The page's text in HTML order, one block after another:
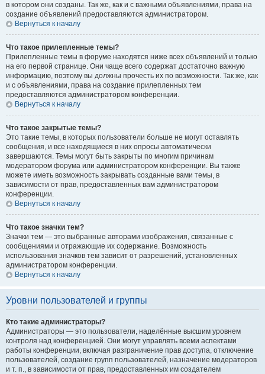
в котором они созданы. Так же, как и с важными объявлениями, права на
создание объявлений предоставляются администратором.
Вернуться к началу
Что такое прилепленные темы?
Прилепленные темы в форуме находятся ниже всех объявлений и только
на его первой странице. Они чаще всего содержат достаточно важную
информацию, поэтому вы должны прочесть их по возможности. Так же, как
и с объявлениями, права на создание прилепленных тем
предоставляются администратором конференции.
Вернуться к началу
Что такое закрытые темы?
Это такие темы, в которых пользователи больше не могут оставлять
сообщения, и все находящиеся в них опросы автоматически
завершаются. Темы могут быть закрыты по многим причинам
модератором форума или администратором конференции. Вы также
можете иметь возможность закрывать созданные вами темы, в
зависимости от прав, предоставленных вам администратором
конференции.
Вернуться к началу
Что такое значки тем?
Значки тем — это выбранные авторами изображения, связанные с
сообщениями и отражающие их содержание. Возможность
использования значков тем зависит от разрешений, установленных
администратором конференции.
Вернуться к началу
Уровни пользователей и группы
Кто такие администраторы?
Администраторы — это пользователи, наделённые высшим уровнем
контроля над конференцией. Они могут управлять всеми аспектами
работы конференции, включая разграничение прав доступа, отключение
пользователей, создание групп пользователей, назначение модераторов
и т. п., в зависимости от прав, предоставленных им создателем